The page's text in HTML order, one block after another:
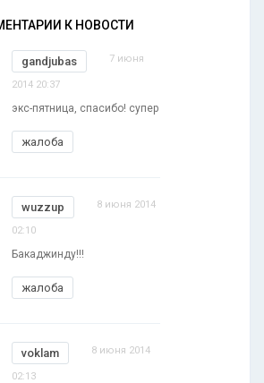
К НОВОСТИ
gandjubas 7 июня
2014 20:37
экс-пятница, спасибо! супер
жалоба
wuzzup 8 июня 2014
02:10
Бакаджинду!!!
жалоба
voklam 8 июня 2014
02:13